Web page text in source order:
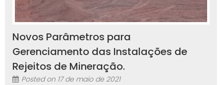
Novos Parâmetros para
Gerenciamento das Instalações de
Rejeitos de Mineração.
Posted on 17 de maio de 2021